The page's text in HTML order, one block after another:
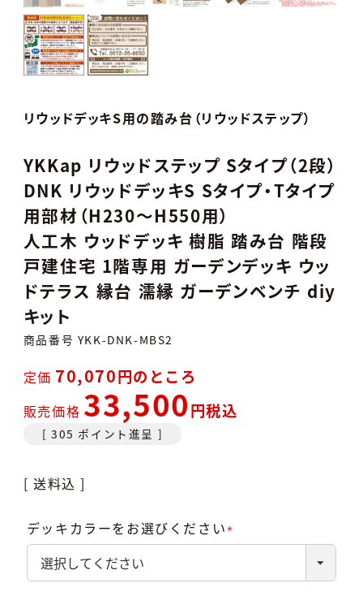
リウッドデッキS用の踏み台（リウッドステップ）
YKKap リウッドステップ Sタイプ（2段）
DNK リウッドデッキS Sタイプ・Tタイプ
用部材（H230～H550用）
人工木 ウッドデッキ 樹脂 踏み台 階段
戸建住宅 1階専用 ガーデンデッキ ウッ
ドテラス 縁台 濡縁 ガーデンベンチ diy
キット
商品番号 YKK-DNK-MBS2
定価 70,070 のところ
販売価格 33,500 税込
[ 305 ポイント進呈 ]
送料込
デッキカラーをお選びください